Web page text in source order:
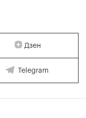
Дзен
Telegram